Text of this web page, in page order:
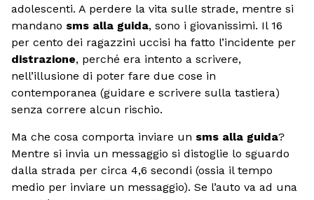
adolescenti. A perdere la vita sulle strade, mentre si
mandano sms alla guida, sono i giovanissimi. Il 16
per cento dei ragazzini uccisi ha fatto l’incidente per
distrazione, perché era intento a scrivere,
nell’illusione di poter fare due cose in
contemporanea (guidare e scrivere sulla tastiera)
senza correre alcun rischio.
Ma che cosa comporta inviare un sms alla guida?
Mentre si invia un messaggio si distoglie lo sguardo
dalla strada per circa 4,6 secondi (ossia il tempo
medio per inviare un messaggio). Se l’auto va ad una